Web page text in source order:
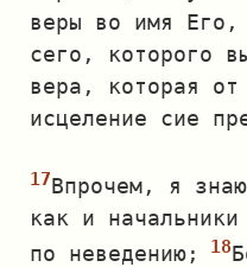
веры во имя Его,
сего, которого
вера, которая
исцеление сие
Впрочем, я
как и
по неведению;